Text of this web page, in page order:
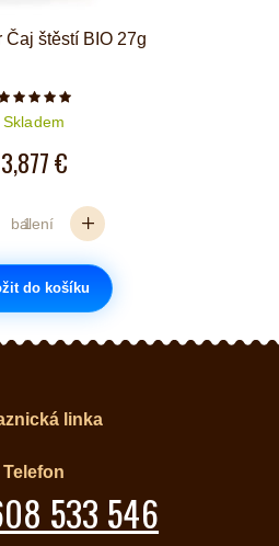
Čaj štěstí BIO 27g
Počet hvězdiček je 5 z 5
Skladem
3,877 €
balení
do košíku
linka
Telefon
533 546